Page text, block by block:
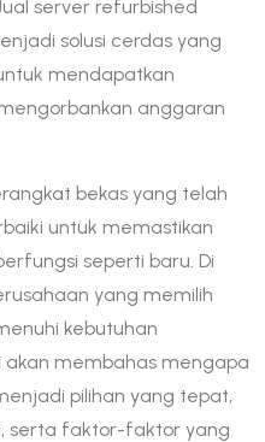
server refurbished
solusi cerdas yang
mendapatkan
anggaran
bekas yang telah
untuk memastikan
seperti baru. Di
yang memilih
kebutuhan
akan membahas mengapa
pilihan yang tepat,
serta faktor-faktor yang